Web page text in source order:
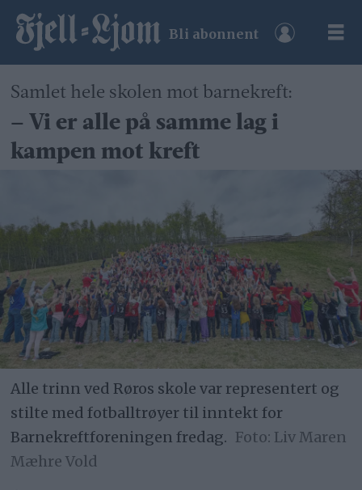
Bli abonnent
Samlet hele skolen mot barnekreft:
– Vi er alle på samme lag i
kampen mot kreft
Alle trinn ved Røros skole var representert og
stilte med fotballtrøyer til inntekt for
Barnekreftforeningen fredag.
Liv Maren
Mæhre Vold